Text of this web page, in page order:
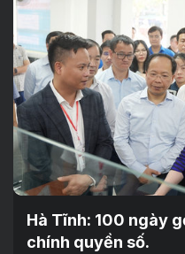
Hà Tĩnh: 100 ngày
chính quyền số.